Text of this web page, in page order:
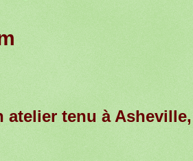
atelier tenu à